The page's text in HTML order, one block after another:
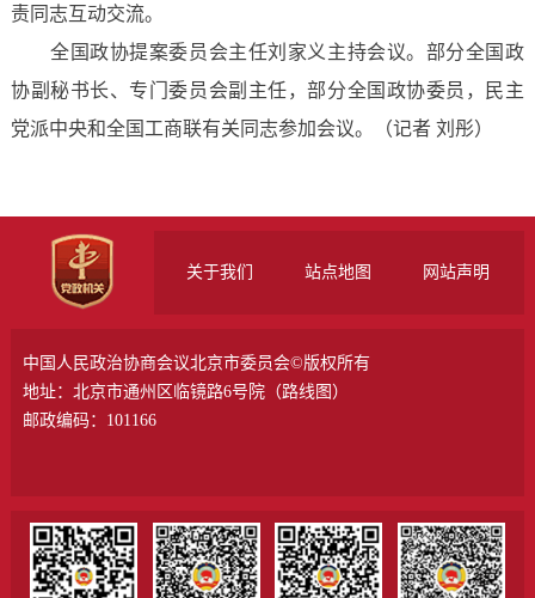
责同志互动交流。
全国政协提案委员会主任刘家义主持会议。部分全国政
协副秘书长、专门委员会副主任，部分全国政协委员，民主
党派中央和全国工商联有关同志参加会议。
（记者 刘彤）
关于我们 站点地图 网站声明
中国人民政治协商会议北京市委员会©版权所有
地址：北京市通州区临镜路6号院（路线图 ）
邮政编码：101166